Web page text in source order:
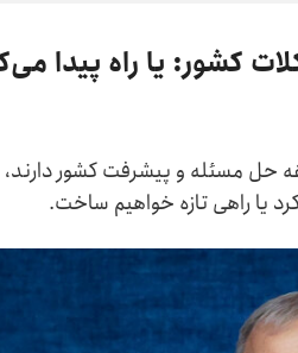
کشور: یا راه پیدا
حل مسئله و پیشرفت کشور دارند،
یا راهی تازه خواهیم ساخت.